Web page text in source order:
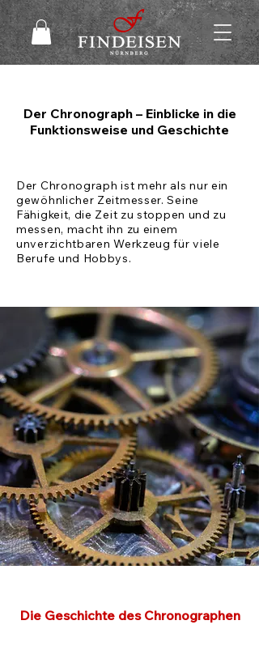
Der Chronograph – Einblicke in die
Funktionsweise und Geschichte
Der Chronograph ist mehr als nur ein
gewöhnlicher Zeitmesser. Seine
Fähigkeit, die Zeit zu stoppen und zu
messen, macht ihn zu einem
unverzichtbaren Werkzeug für viele
Berufe und Hobbys.
Die Geschichte des Chronographen